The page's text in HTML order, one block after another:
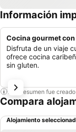
Información
Cocina gourmet
Disfruta de un viaje
ofrece cocina
sin gluten.
Este resumen fue
Compara
Alojamiento